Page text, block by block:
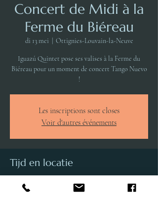
Concert de Midi à la
Ferme du Biéreau
di 13 mei Ottignies-Louvain-la-Neuve
Iguazú Quintet pose ses valises à la Ferme du
Biéreau pour un moment de concert Tango Nuevo
!
Les inscriptions sont closes
Voir d'autres événements
Tijd en locatie
13 mei 2025, 13:00 – 14:00
Ottignies-Louvain-la-Neuve, Av. du Jardin